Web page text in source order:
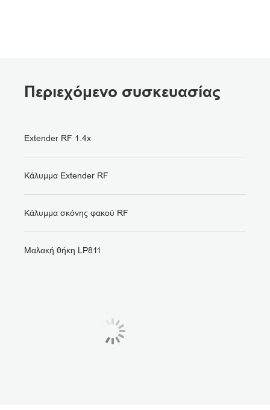
Περιεχόμενο συσκευασίας
Extender RF 1.4x
Κάλυμμα Extender RF
Κάλυμμα σκόνης φακού RF
Μαλακή θήκη LP811